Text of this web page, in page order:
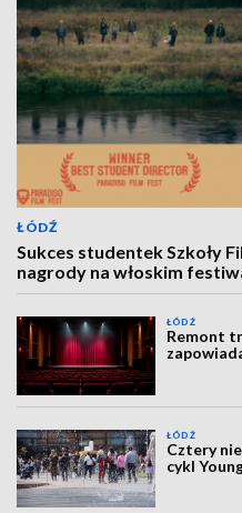
ŁÓDŹ
Sukces studentek Szkoły
nagrody na włoskim
ŁÓDŹ
Remont
ŁÓDŹ
Cztery
cykl